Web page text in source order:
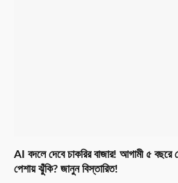
AI বদলে দেবে চাকরির বাজার! আগামী ৫ বছরে
পেশায় ঝুঁকি? জানুন বিস্তারিত!